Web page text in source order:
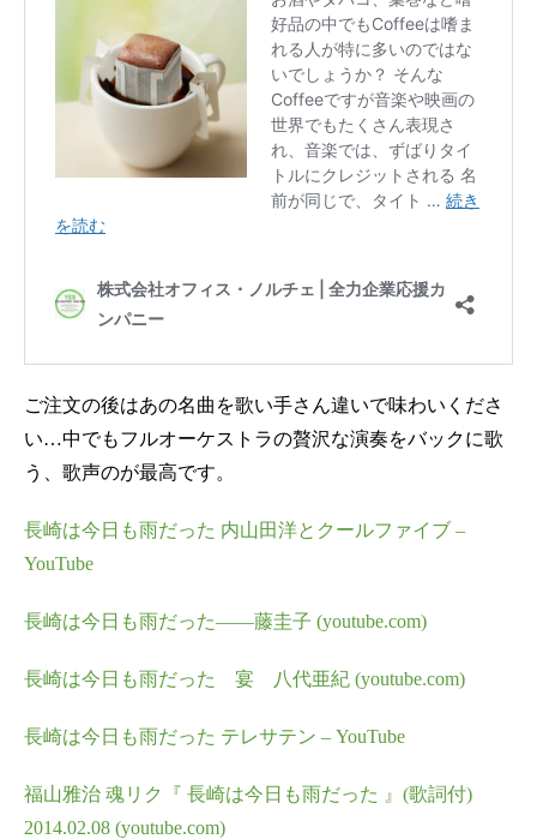
ご注文の後はあの名曲を歌い手さん違いで味わいくださ
い…中でもフルオーケストラの贅沢な演奏をバックに歌
う、歌声のが最高です。
長崎は今日も雨だった 内山田洋とクールファイブ –
YouTube
長崎は今日も雨だった——藤圭子 (youtube.com)
長崎は今日も雨だった 宴 八代亜紀 (youtube.com)
長崎は今日も雨だった テレサテン – YouTube
福山雅治 魂リク『 長崎は今日も雨だった 』(歌詞付)
2014.02.08 (youtube.com)